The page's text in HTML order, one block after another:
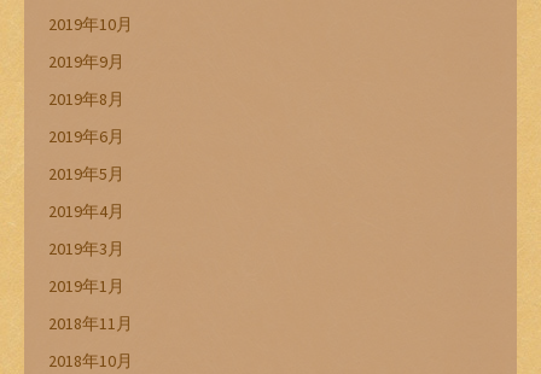
2019年10月
2019年9月
2019年8月
2019年6月
2019年5月
2019年4月
2019年3月
2019年1月
2018年11月
2018年10月